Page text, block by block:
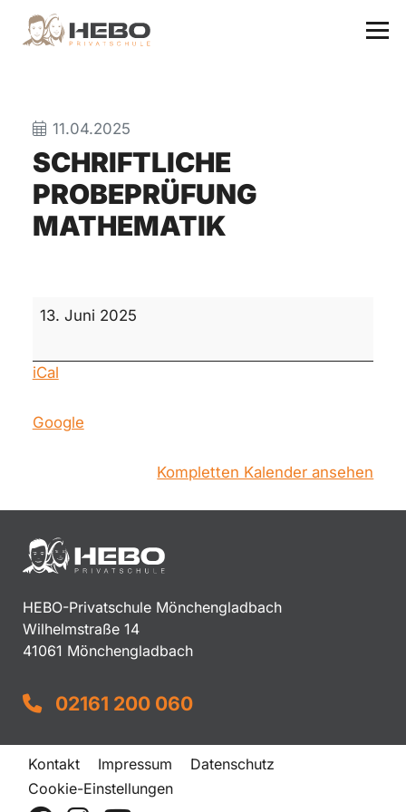
11.04.2025
SCHRIFTLICHE
PROBEPRÜFUNG
MATHEMATIK
schriftliche
13. Juni 2025
iCal
Google
Kompletten Kalender ansehen
HEBO-Privatschule Mönchengladbach
Wilhelmstraße 14
41061 Mönchengladbach
02161 200 060
Kontakt Impressum
Datenschutz
Cookie-Einstellungen